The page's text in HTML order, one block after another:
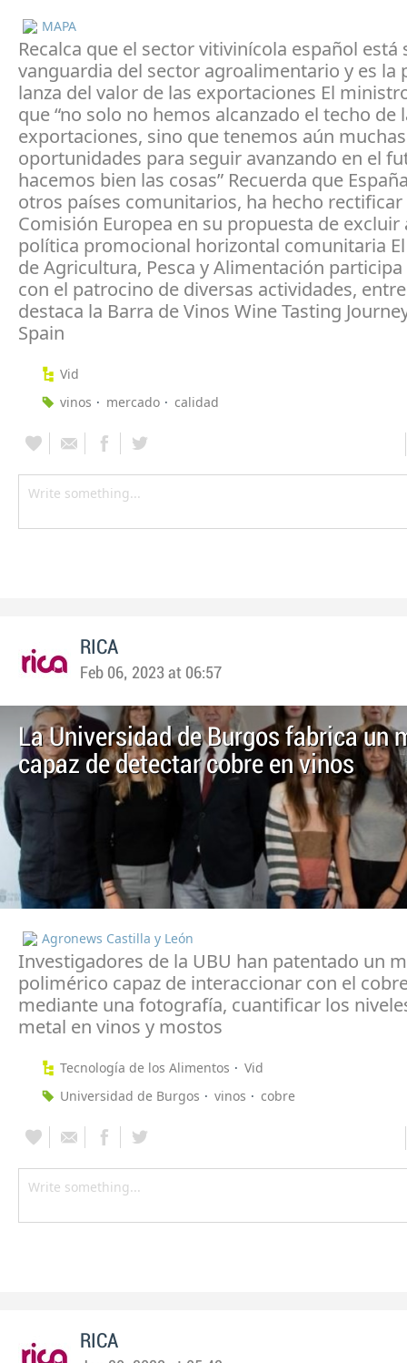
MAPA
Recalca que el sector vitivinícola español está
vanguardia del sector agroalimentario y es la
lanza del valor de las exportaciones El
que “no solo no hemos alcanzado el techo de
exportaciones, sino que tenemos aún muchas
oportunidades para seguir avanzando en el
hacemos bien las cosas” Recuerda que
otros países comunitarios, ha hecho rectificar
Comisión Europea en su propuesta de excluir
política promocional horizontal comunitaria
de Agricultura, Pesca y Alimentación participa
con el patrocino de diversas actividades,
destaca la Barra de Vinos Wine Tasting
Spain
Vid
vinos
mercado calidad
RICA
Feb 06, 2023 at 06:57
La Universidad de Burgos fabrica un
capaz de detectar cobre en vinos
Agronews Castilla y León
Investigadores de la UBU han patentado un
polimérico capaz de interaccionar con el
mediante una fotografía, cuantificar los
metal en vinos y mostos
Tecnología de los Alimentos
Vid
Universidad de Burgos
vinos cobre
RICA